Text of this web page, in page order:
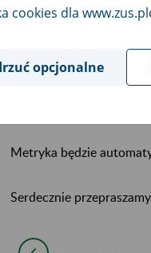
zmienione reguły
zmieniony
podstawy wymiaru
wizualizację w
Metryka będzie
Serdecznie
cookies dla www.zus.pl
opcjonalne